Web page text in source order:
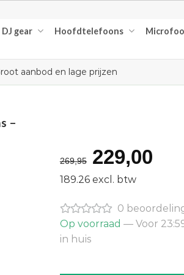
DJ gear Hoofdtelefoons
aanbod en lage prijzen
–
269,95
prijs
was:
€269,95.
229,00
189.26 excl. btw
0
Op voorraad — Voor
in huis